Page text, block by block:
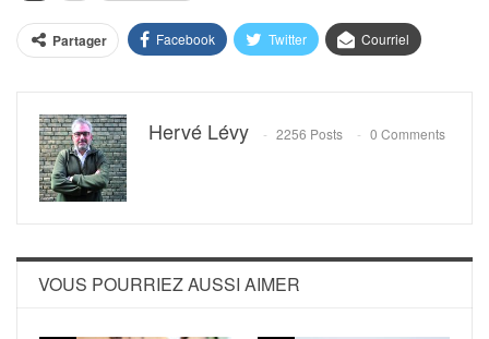
Partager Facebook Twitter Courriel
Hervé Lévy 2256 Posts 0 Comments
VOUS POURRIEZ AUSSI AIMER